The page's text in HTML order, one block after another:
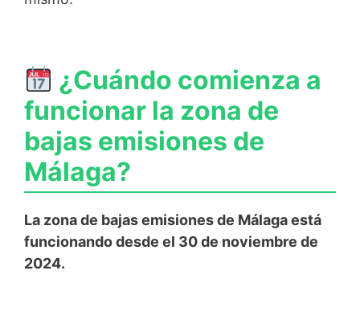
¿Cuándo comienza a
funcionar la zona de
bajas emisiones de
Málaga?
La zona de bajas emisiones de Málaga está
funcionando desde el 30 de noviembre de
2024.